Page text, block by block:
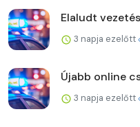
Elaludt
3 napja ezelőtt
Újabb online
3 napja ezelőtt